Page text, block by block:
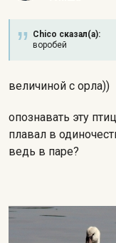
Chico сказал(а):
воробей
величиной с орла))
опознавать эту
плавал в
ведь в паре?